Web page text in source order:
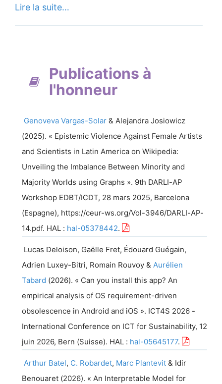
Lire la suite…
Publications à
l'honneur
Genoveva Vargas-Solar & Alejandra Josiowicz
(2025). « Epistemic Violence Against Female Artists
and Scientists in Latin America on Wikipedia:
Unveiling the Imbalance Between Minority and
Majority Worlds using Graphs ». 9th DARLI-AP
Workshop EDBT/ICDT, 28 mars 2025, Barcelona
(Espagne), https://ceur-ws.org/Vol-3946/DARLI-AP-
14.pdf. HAL : hal-05378442.
Lucas Deloison, Gaëlle Fret, Édouard Guégain,
Adrien Luxey-Bitri, Romain Rouvoy & Aurélien
Tabard (2026). « Can you install this app? An
empirical analysis of OS requirement-driven
obsolescence in Android and iOS ». ICT4S 2026 -
International Conference on ICT for Sustainability, 12
juin 2026, Bern (Suisse). HAL : hal-05645177.
Arthur Batel, C. Robardet, Marc Plantevit & Idir
Benouaret (2026). « An Interpretable Model for